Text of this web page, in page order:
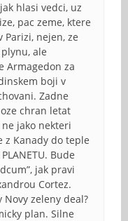
hlasi vedci, uz
pac zeme, ktere
nejen, ze
ale
Armagedon za
boji v
Zadne
chran letat
jako nekteri
z Kanady do teple
Bude
jak pravi
Cortez.
zeleny deal?
plan. Silne